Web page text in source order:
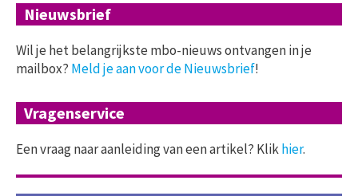
Nieuwsbrief
Wil je het belangrijkste mbo-nieuws ontvangen in je
mailbox? Meld je aan voor de Nieuwsbrief!
Vragenservice
Een vraag naar aanleiding van een artikel? Klikhier.